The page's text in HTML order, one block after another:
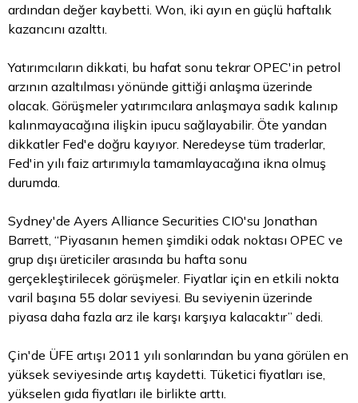
ardından değer kaybetti. Won, iki ayın en güçlü haftalık
kazancını azalttı.
Yatırımcıların dikkati, bu hafat sonu tekrar OPEC'in petrol
arzının azaltılması yönünde gittiği anlaşma üzerinde
olacak. Görüşmeler yatırımcılara anlaşmaya sadık kalınıp
kalınmayacağına ilişkin ipucu sağlayabilir. Öte yandan
dikkatler Fed'e doğru kayıyor. Neredeyse tüm traderlar,
Fed'in yılı faiz artırımıyla tamamlayacağına ikna olmuş
durumda.
Sydney'de Ayers Alliance Securities CIO'su Jonathan
Barrett, “Piyasanın hemen şimdiki odak noktası OPEC ve
grup dışı üreticiler arasında bu hafta sonu
gerçekleştirilecek görüşmeler. Fiyatlar için en etkili nokta
varil başına 55 dolarseviyesi. Bu seviyenin üzerinde
piyasa daha fazla arz ile karşı karşıya kalacaktır” dedi.
Çin'de ÜFE artışı 2011 yılı sonlarından bu yana görülen en
yüksek seviyesinde artış kaydetti. Tüketici fiyatları ise,
yükselen gıda fiyatları ile birlikte arttı.